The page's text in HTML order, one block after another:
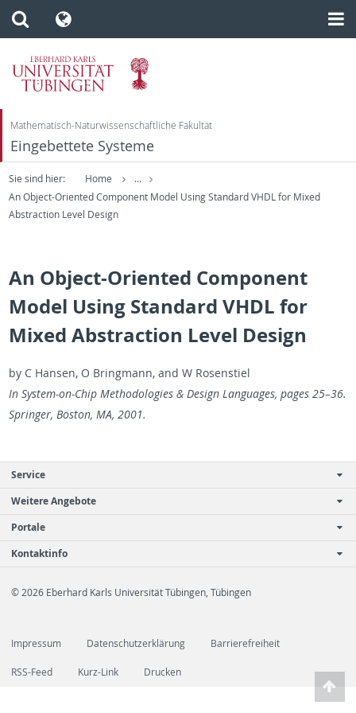
Mathematisch-Naturwissenschaftliche Fakultät
Eingebettete Systeme
Sie sind hier: Home
...
An Object-Oriented Component Model Using Standard VHDL for Mixed
Abstraction Level Design
An Object-Oriented Component
Model Using Standard VHDL for
Mixed Abstraction Level Design
by C Hansen, O Bring­mann, and W Rosen­stiel
In Sys­tem-on-Chip Method­olo­gies & De­sign Lan­guages, pages 25–36.
Springer, Boston, MA, 2001.
Service
Weitere Angebote
Portale
Kontaktinfo
© 2026 Eberhard Karls Universität Tübingen, Tübingen
Impressum Datenschutzerklärung Barrierefreiheit
RSS-Feed Kurz-Link Drucken